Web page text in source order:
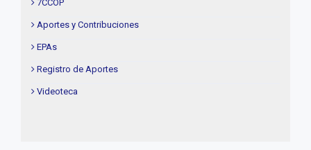
7CCOP
Aportes y Contribuciones
EPAs
Registro de Aportes
Videoteca